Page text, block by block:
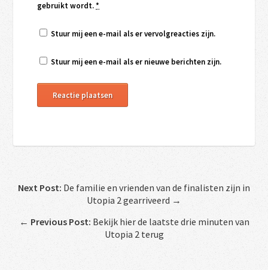
gebruikt wordt.*
Stuur mij een e-mail als er vervolgreacties zijn.
Stuur mij een e-mail als er nieuwe berichten zijn.
Next Post: De familie en vrienden van de finalisten zijn in
Utopia 2 gearriveerd →
← Previous Post: Bekijk hier de laatste drie minuten van
Utopia 2 terug